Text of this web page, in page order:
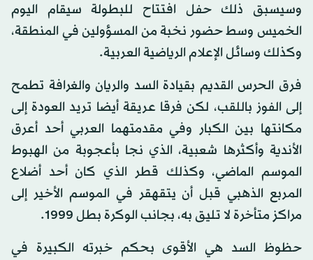
وسيسبق ذلك حفل افتتاح للبطولة سيقام اليوم
الخميس وسط حضور نخبة من المسؤولين في المنطقة،
وكذلك وسائل الإعلام الرياضية العربية.
فرق الحرس القديم بقيادة السد والريان والغرافة تطمح
إلى الفوز باللقب، لكن فرقا عريقة أيضا تريد العودة إلى
مكانتها بين الكبار وفي مقدمتهما العربي أحد أعرق
الأندية وأكثرها شعبية، الذي نجا بأعجوبة من الهبوط
الموسم الماضي، وكذلك قطر الذي كان أحد أضلاع
المربع الذهبي قبل أن يتقهقر في الموسم الأخير إلى
مراكز متأخرة لا تليق به، بجانب الوكرة بطل 1999.
حظوظ السد هي الأقوى بحكم خبرته الكبيرة في